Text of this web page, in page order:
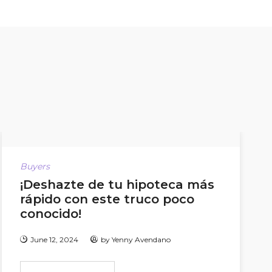
Buyers
¡Deshazte de tu hipoteca más
rápido con este truco poco
conocido!
June 12, 2024 byYenny Avendano